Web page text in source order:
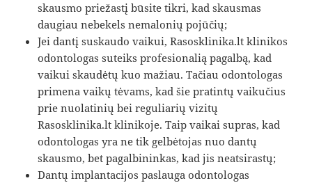
skausmo priežastį būsite tikri, kad skausmas
daugiau nebekels nemalonių pojūčių;
Jei dantį suskaudo vaikui, Rasosklinika.lt klinikos
odontologas suteiks profesionalią pagalbą, kad
vaikui skaudėtų kuo mažiau. Tačiau odontologas
primena vaikų tėvams, kad šie pratintų vaikučius
prie nuolatinių bei reguliarių vizitų
Rasosklinika.lt klinikoje. Taip vaikai supras, kad
odontologas yra ne tik gelbėtojas nuo dantų
skausmo, bet pagalbininkas, kad jis neatsirastų;
Dantų implantacijos paslauga odontologas